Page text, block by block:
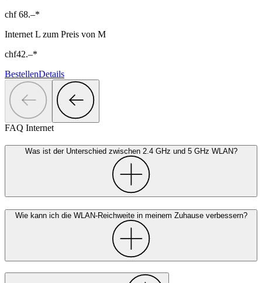
chf 68.–*
Internet L zum Preis von M
chf42.–*
BestellenDetails
FAQ Internet
Was ist der Unterschied zwischen 2.4 GHz und 5 GHz WLAN?
Wie kann ich die WLAN-Reichweite in meinem Zuhause verbessern?